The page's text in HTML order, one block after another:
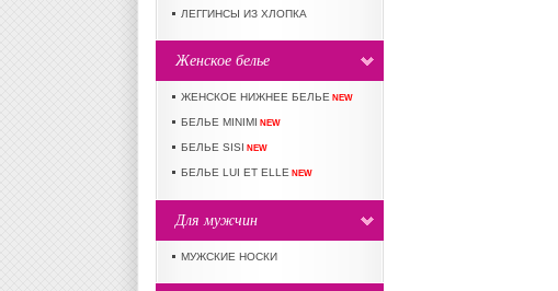
ЛЕГГИНСЫ ИЗ ХЛОПКА
Женское белье
ЖЕНСКОЕ НИЖНЕЕ БЕЛЬЕ NEW
БЕЛЬЕ MINIMI NEW
БЕЛЬЕ SISI NEW
БЕЛЬЕ LUI ET ELLE NEW
Для мужчин
МУЖСКИЕ НОСКИ